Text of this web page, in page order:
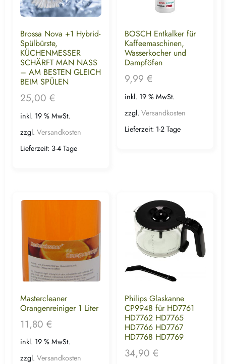
Brossa Nova +1 Hybrid-
Spülbürste,
KÜCHENMESSER
SCHÄRFT MAN NASS
– AM BESTEN GLEICH
BEIM SPÜLEN
25,00 €
inkl. 19 % MwSt.
zzgl. Versandkosten
Lieferzeit: 3-4 Tage
BOSCH Entkalker für
Kaffeemaschinen,
Wasserkocher und
Dampföfen
9,99 €
inkl. 19 % MwSt.
zzgl. Versandkosten
Lieferzeit: 1-2 Tage
Mastercleaner
Orangenreiniger 1 Liter
11,80 €
inkl. 19 % MwSt.
zzgl. Versandkosten
Philips Glaskanne
CP9948 für HD7761
HD7762 HD7765
HD7766 HD7767
HD7768 HD7769
34,90 €